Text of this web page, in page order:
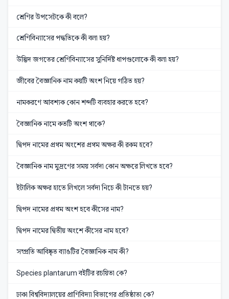
শ্রেণির উপসেটকে কী বলে?
শ্রেণিবিন্যাসের পদ্ধতিকে কী বলা হয়?
উদ্ভিদ জগতের শ্রেণিবিন্যাসের সুনির্দিষ্ট ধাপগুলোকে কী বলা হয়?
জীবের বৈজ্ঞানিক নাম কয়টি অংশ নিয়ে গঠিত হয়?
নামকরণে আবশ্যক কোন শব্দটি ব্যবহার করতে হবে?
বৈজ্ঞানিক নামে কতটি অংশ থাকে?
দ্বিপদ নামের প্রথম অংশের প্রথম অক্ষর কী রকম হবে?
বৈজ্ঞানিক নাম মুদ্রণের সময় সর্বদা কোন অক্ষরে লিখতে হবে?
ইটালিক অক্ষর হাতে লিখলে সর্বদা নিচে কী টানতে হয়?
দ্বিপদ নামের প্রথম অংশ হবে কীসের নাম?
দ্বিপদ নামের দ্বিতীয় অংশে কীসের নাম হবে?
সম্প্রতি আবিষ্কৃত ব্যাঙটির বৈজ্ঞানিক নাম কী?
Species plantarum বইটির রচয়িতা কে?
ঢাকা বিশ্ববিদ্যালয়ের প্রাণিবিদ্যা বিভাগের প্রতিষ্ঠাতা কে?